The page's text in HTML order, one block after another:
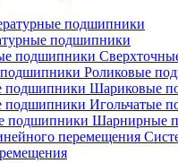
подшипники
Роликовые
Шариковые
Игольчатые
Шарнирные